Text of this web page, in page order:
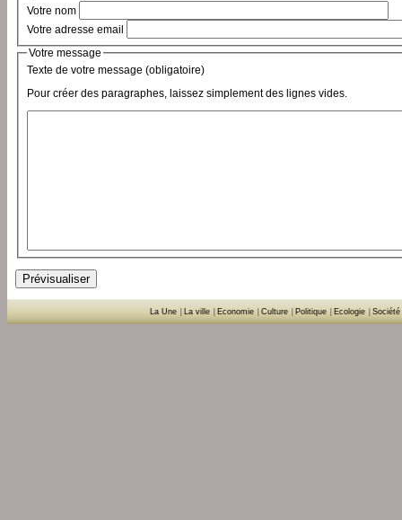
Votre nom
Votre adresse email
Votre message
Texte de votre message (obligatoire)
Pour créer des paragraphes, laissez simplement des lignes vides.
La Une La ville Economie Culture Politique Ecologie Société